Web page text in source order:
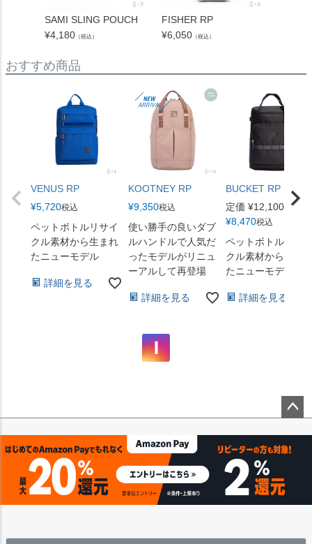
SAMI SLING POUCH
¥4,180 （税込）
FISHER RP
¥6,050 （税込）
おすすめ商品
VENUS RP
¥5,720税込
ペットボトルリサイ
クル素材から生まれ
たニューモデル
詳細を見る
KOOTNEY RP
¥9,350税込
使い勝手の良いダブ
ルハンドルで人気だ
ったモデルがリニュ
ーアルして再登場
詳細を見る
BUCKET RP
定価 ¥12,100 のとこ
¥8,470税込
ペットボトルリサ
クル素材から生ま
たニューモデル
詳細を見る
ップ